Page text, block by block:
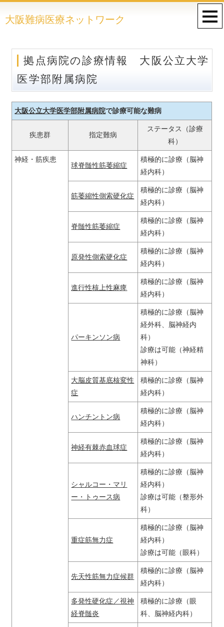
大阪難病医療ネットワーク
拠点病院の診療情報 大阪公立大学
医学部附属病院
大阪公立大学医学部附属病院で診療可能な難病
疾患群 指定難病
ステータス（診療
科）
神経・筋疾患
球脊髄性筋萎縮症
積極的に診療（脳神
経内科）
筋萎縮性側索硬化症
積極的に診療（脳神
経内科）
脊髄性筋萎縮症
積極的に診療（脳神
経内科）
原発性側索硬化症
積極的に診療（脳神
経内科）
進行性核上性麻痺
積極的に診療（脳神
経内科）
パーキンソン病
積極的に診療（脳神
経外科、脳神経内
科）
診療は可能（神経精
神科）
大脳皮質基底核変性
症
積極的に診療（脳神
経内科）
ハンチントン病
積極的に診療（脳神
経内科）
神経有棘赤血球症
積極的に診療（脳神
経内科）
シャルコー・マリ
ー・トゥース病
積極的に診療（脳神
経内科）
診療は可能（整形外
科）
重症筋無力症
積極的に診療（脳神
経内科）
診療は可能（眼科）
先天性筋無力症候群
積極的に診療（脳神
経内科）
多発性硬化症／視神
経脊髄炎
積極的に診療（眼
科、脳神経内科）